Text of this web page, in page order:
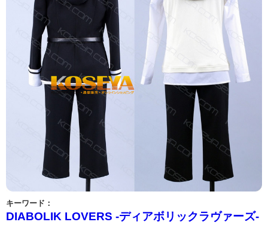
キーワード：
DIABOLIK LOVERS -ディアボリックラヴァーズ-